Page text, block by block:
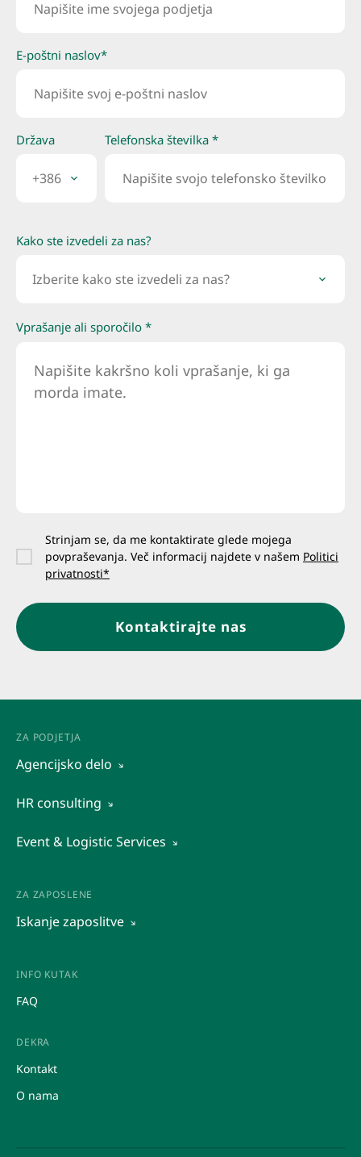
E-poštni naslov*
Država
+386
Telefonska številka *
Kako ste izvedeli za nas?
Izberite kako ste izvedeli za nas?
Vprašanje ali sporočilo *
Strinjam se, da me kontaktirate glede mojega
povpraševanja. Več informacij najdete v našem Politici
privatnosti*
Kontaktirajte nas
ZA PODJETJA
Agencijsko delo
Outsourcing
HR consulting
Event & Logistic Services
Raziskava trga
Promocije
ZA ZAPOSLENE
Iskanje zaposlitve
Posredovanje
Študentska dela
INFO KUTAK
FAQ
DEKRA
Kontakt
O nama